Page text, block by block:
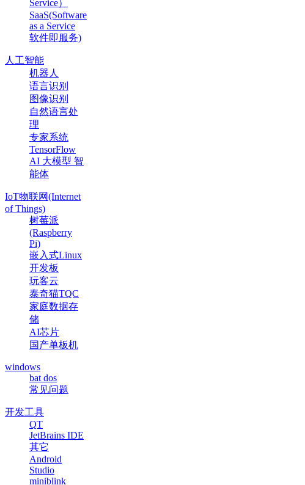
Service）
SaaS(Software
as a Service
软件即服务)
人工智能
机器人
语言识别
图像识别
自然语言处
理
专家系统
TensorFlow
AI 大模型 智
能体
IoT物联网(Internet
of Things)
树莓派
(Raspberry
Pi)
嵌入式Linux
开发板
玩客云
泰奇猫TQC
家庭数据存
储
AI芯片
国产单板机
windows
bat dos
常见问题
开发工具
QT
JetBrains IDE
其它
Android
Studio
miniblink